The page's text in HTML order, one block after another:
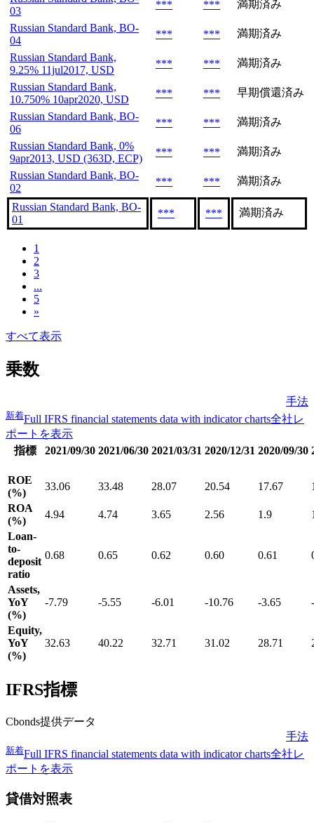
03
*** ***
満期済み
Russian Standard Bank, BO-
04
*** ***
満期済み
Russian Standard Bank,
9.25% 11jul2017, USD
*** ***
満期済み
Russian Standard Bank,
10.750% 10apr2020, USD
*** ***
早期償還済み
Russian Standard Bank, BO-
06
*** ***
満期済み
Russian Standard Bank, 0%
9apr2013, USD (363D, ECP)
*** ***
満期済み
Russian Standard Bank, BO-
02
*** *** 満期済み
Russian Standard Bank, BO-
01
*** *** 満期済み
1
2
3
...
5
»
すべて表示
乗数
手法
新着Full IFRS financial statements data with indicator charts全社レ
ポートを表示
指標
2021/09/30 2021/06/30 2021/03/31 2020/12/31 2020/09/30
ROE
(%)
33.06 33.48 28.07 20.54 17.67
ROA
(%)
4.94 4.74 3.65 2.56 1.9
Loan-
to-
deposit
ratio
0.68 0.65 0.62 0.60 0.61
Assets,
YoY
(%)
-7.79 -5.55 -6.01 -10.76 -3.65
Equity,
YoY
(%)
32.63 40.22 32.71 31.02 28.71
IFRS指標
Cbonds提供データ
手法
新着Full IFRS financial statements data with indicator charts全社レ
ポートを表示
貸借対照表